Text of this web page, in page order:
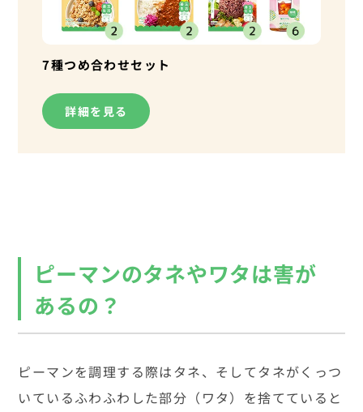
7種つめ合わせセット
詳細を見る
ピーマンのタネやワタは害が
あるの？
ピーマンを調理する際はタネ、そしてタネがくっつ
いているふわふわした部分（ワタ）を捨てていると